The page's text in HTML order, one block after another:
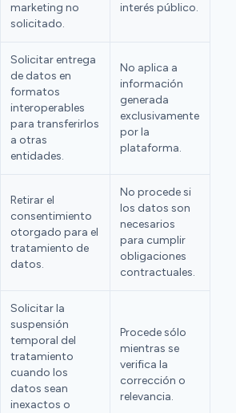
marketing no
solicitado.
interés público.
Solicitar entrega
de datos en
formatos
interoperables
para transferirlos
a otras
entidades.
No aplica a
información
generada
exclusivamente
por la
plataforma.
Retirar el
consentimiento
otorgado para el
tratamiento de
datos.
No procede si
los datos son
necesarios
para cumplir
obligaciones
contractuales.
Solicitar la
suspensión
temporal del
tratamiento
cuando los
datos sean
inexactos o
Procede sólo
mientras se
verifica la
corrección o
relevancia.